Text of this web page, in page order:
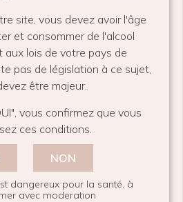
site, vous devez avoir l'âge
et consommer de l'alcool
aux lois de votre pays de
pas de législation à ce sujet,
être majeur.
vous confirmez que vous
ces conditions.
NON
dangereux pour la santé, à
avec moderation
partagez vos moments
des fins de validation et devrait
inchangé.
Email*